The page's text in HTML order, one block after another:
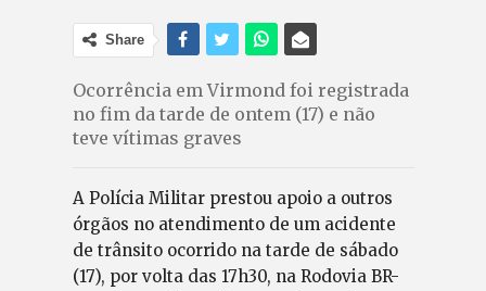
Share
Ocorrência em Virmond foi registrada
no fim da tarde de ontem (17) e não
teve vítimas graves
A Polícia Militar prestou apoio a outros
órgãos no atendimento de um acidente
de trânsito ocorrido na tarde de sábado
(17), por volta das 17h30, na Rodovia BR-